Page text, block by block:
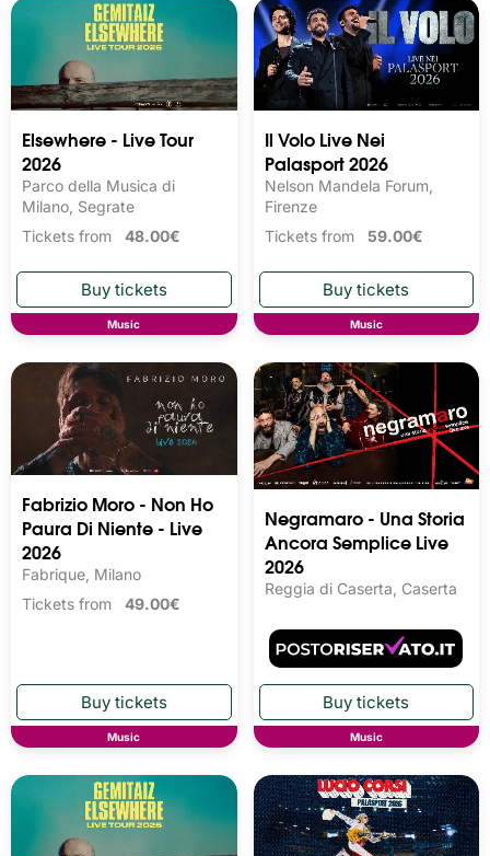
Elsewhere - Live Tour
2026
Parco della Musica di
Milano, Segrate
Tickets from 48.00€
Music
Il Volo Live Nei
Palasport 2026
Nelson Mandela Forum,
Firenze
Tickets from 59.00€
Music
Fabrizio Moro - Non Ho
Paura Di Niente - Live
2026
Fabrique, Milano
Tickets from 49.00€
Music
Negramaro - Una Storia
Ancora Semplice Live
2026
Reggia di Caserta, Caserta
Music